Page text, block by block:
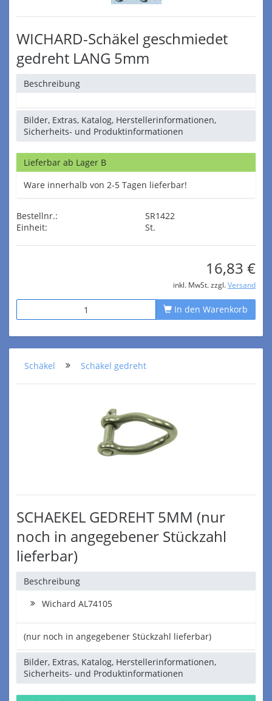
WICHARD-Schäkel geschmiedet
gedreht LANG 5mm
Beschreibung
Bilder, Extras, Katalog, Herstellerinformationen,
Sicherheits- und Produktinformationen
Lieferbar ab Lager B
Ware innerhalb von 2-5 Tagen lieferbar!
Bestellnr.:
SR1422
Einheit:
St.
16,83 €
inkl. MwSt. zzgl. Versand
In den Warenkorb
Schäkel Schäkel gedreht
SCHAEKEL GEDREHT 5MM (nur
noch in angegebener Stückzahl
lieferbar)
Beschreibung
Wichard AL74105
(nur noch in angegebener Stückzahl lieferbar)
Bilder, Extras, Katalog, Herstellerinformationen,
Sicherheits- und Produktinformationen